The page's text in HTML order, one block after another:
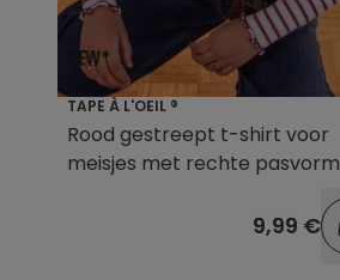
TAPE À L'OEIL ®
Rood gestreept t-shirt voor
meisjes met rechte pasvorm
9,99 €